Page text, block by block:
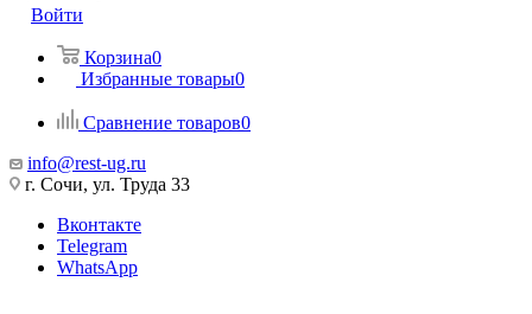
Войти
Корзина0
Избранные товары0
Сравнение товаров0
info@rest-ug.ru
г. Сочи, ул. Труда 33
Вконтакте
Telegram
WhatsApp